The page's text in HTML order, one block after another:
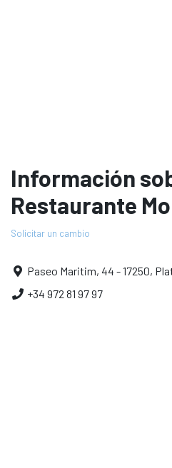
Información
Restaurante
Solicitar un cambio
Paseo Maritim, 44 - 17250,
+34 972 81 97 97